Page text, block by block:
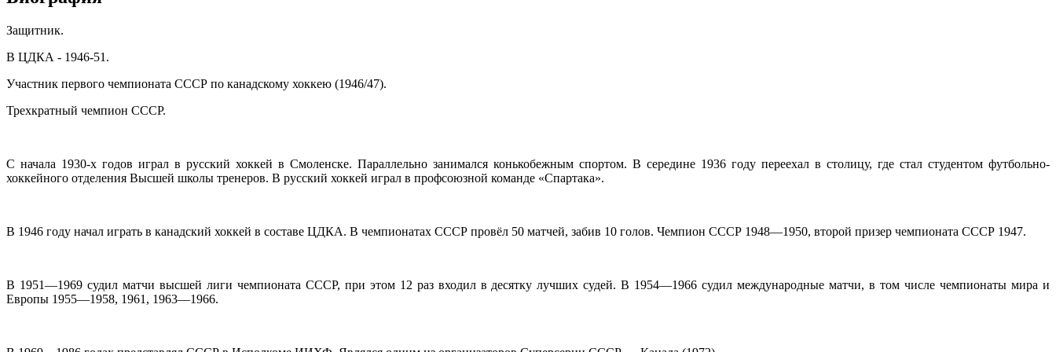
Защитник.
В ЦДКА - 1946-51.
Участник первого чемпионата СССР по канадскому хоккею (1946/47).
Трехкратный чемпион СССР.
С начала 1930-х годов играл в русский хоккей в Смоленске. Параллельно занимался конькобежным спортом. В середине 1936 году переехал в столицу, где стал студентом футбольно-
хоккейного отделения Высшей школы тренеров. В русский хоккей играл в профсоюзной команде «Спартака».
В 1946 году начал играть в канадский хоккей в составе ЦДКА. В чемпионатах СССР провёл 50 матчей, забив 10 голов. Чемпион СССР 1948—1950, второй призер чемпионата СССР 1947.
В 1951—1969 судил матчи высшей лиги чемпионата СССР, при этом 12 раз входил в десятку лучших судей. В 1954—1966 судил международные матчи, в том числе чемпионаты мира и
Европы 1955—1958, 1961, 1963—1966.